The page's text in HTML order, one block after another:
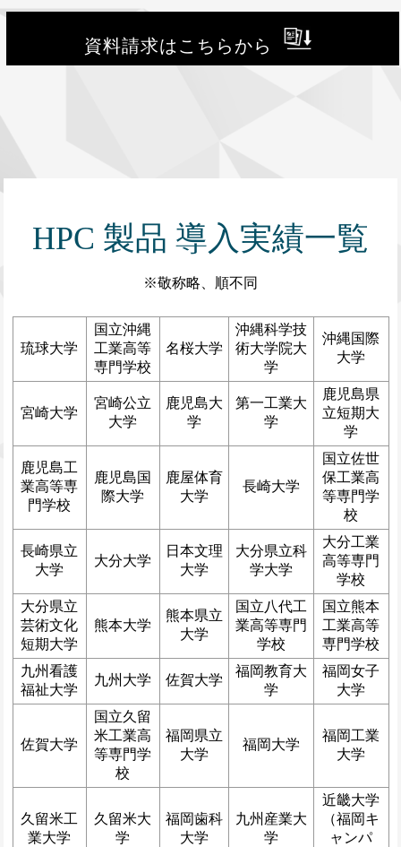
資料請求はこちらから
HPC 製品 導入実績一覧
※敬称略、順不同
琉球大学
国立沖縄
工業高等
専門学校
名桜大学
沖縄科学技
術大学院大
学
沖縄国際
大学
宮崎大学
宮崎公立
大学
鹿児島大
学
第一工業大
学
鹿児島県
立短期大
学
鹿児島工
業高等専
門学校
鹿児島国
際大学
鹿屋体育
大学
長崎大学
国立佐世
保工業高
等専門学
校
長崎県立
大学
大分大学
日本文理
大学
大分県立科
学大学
大分工業
高等専門
学校
大分県立
芸術文化
短期大学
熊本大学
熊本県立
大学
国立八代工
業高等専門
学校
国立熊本
工業高等
専門学校
九州看護
福祉大学
九州大学 佐賀大学
福岡教育大
学
福岡女子
大学
佐賀大学
国立久留
米工業高
等専門学
校
福岡県立
大学
福岡大学
福岡工業
大学
久留米工
業大学
久留米大
学
福岡歯科
大学
九州産業大
学
近畿大学
（福岡キ
ャンパ